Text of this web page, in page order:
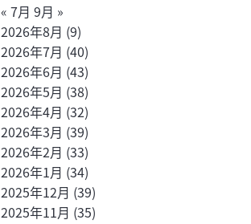
« 7月 9月 »
2026年8月 (9)
2026年7月 (40)
2026年6月 (43)
2026年5月 (38)
2026年4月 (32)
2026年3月 (39)
2026年2月 (33)
2026年1月 (34)
2025年12月 (39)
2025年11月 (35)